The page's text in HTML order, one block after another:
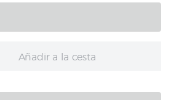
Añadir a la cesta